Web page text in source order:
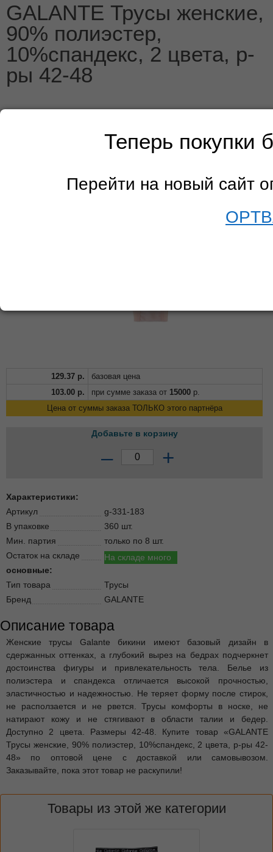
Теперь покупки
Перейти на новый сайт
GALANTE Трусы женские,
90% полиэстер,
10%спандекс, 2 цвета, р-
ры 42-48
129.37 р.
базовая цена
103.00 р. при сумме заказа от 15000 р.
Цена от суммы заказа ТОЛЬКО этого партнёра
Добавьте в корзину
– +
Характеристики:
Артикул
g-331-183
В упаковке
360 шт.
Мин. партия
только по 8 шт.
Остаток на складе
На складе много
основные:
Тип товара
Трусы
Бренд
GALANTE
Описание товара
Женские трусы Galante бикини имеют базовый дизайн в
сдержанных оттенках, а глубокий вырез на бедрах подчеркнет
достоинства фигуры и привлекательность тела. Белье из
полиэстера и спандекса отличается высокой прочностью,
эластичностью и надежностью. Не теряет форму после стирок,
не расползается и не рвется. Трусы комфорты в носке, не
натирают кожу и не стягивают в области талии и бедер.
Доступно 2 цвета. Размеры 42-48. Купите товар «GALANTE
Трусы женские, 90% полиэстер, 10%спандекс, 2 цвета, р-ры 42-
48» по оптовой цене с доставкой или самовывозом.
Заказывайте, пока этот товар не раскупили!
Товары из этой же категории